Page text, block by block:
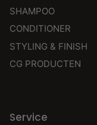
SHAMPOO
CONDITIONER
STYLING & FINISH
CG PRODUCTEN
Service